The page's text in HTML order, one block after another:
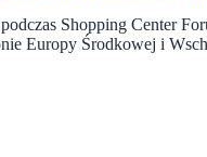
Shopping Center
Europy Środkowej i